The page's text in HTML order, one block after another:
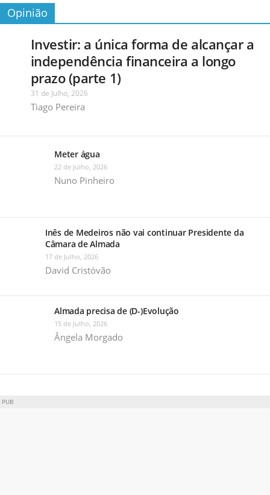
Opinião
Investir: a única forma de alcançar a
independência financeira a longo
prazo (parte 1)
31 de Julho, 2026
Tiago Pereira
Meter água
22 de Julho, 2026
Nuno Pinheiro
Inês de Medeiros não vai continuar Presidente da
Câmara de Almada
17 de Julho, 2026
David Cristóvão
Almada precisa de (D-)Evolução
15 de Julho, 2026
Ângela Morgado
PUB